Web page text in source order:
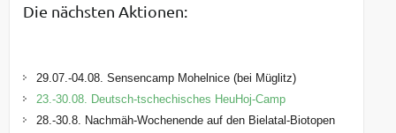
Die nächsten Aktionen:
29.07.-04.08. Sensencamp Mohelnice (bei Müglitz)
23.-30.08. Deutsch-tschechisches HeuHoj-Camp
28.-30.8. Nachmäh-Wochenende auf den Bielatal-Biotopen